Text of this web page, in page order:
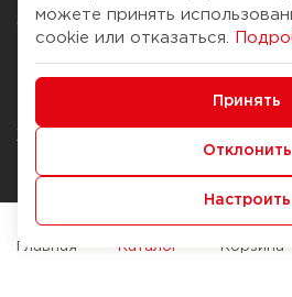
О компании
История Компании
Журнал
Наши марки
Брендирование
можете принять
cookie или отказаться.
Принять
Отклонить
Настроить
Главная Каталог Корзина